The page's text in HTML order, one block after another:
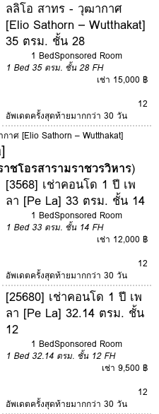
ลลิโอ สาทร - วุฒากาศ
[Elio Sathorn – Wutthakat]
35 ตรม. ชั้น 28
1 BedSponsored Room
1 Bed 35 ตรม. ชั้น 28 FH
เช่า 15,000 ฿
12
อัพเดตครั้งสุดท้ายมากกว่า 30 วัน
าศ [Elio Sathorn – Wutthakat]
ชโอรสารามราชวรวิหาร)
[3568] เช่าคอนโด 1 ปี เพ
ลา [Pe La] 33 ตรม. ชั้น 14
1 BedSponsored Room
1 Bed 33 ตรม. ชั้น 14 FH
เช่า 12,000 ฿
12
อัพเดตครั้งสุดท้ายมากกว่า 30 วัน
[25680] เช่าคอนโด 1 ปี เพ
ลา [Pe La] 32.14 ตรม. ชั้น
12
1 BedSponsored Room
1 Bed 32.14 ตรม. ชั้น 12 FH
เช่า 9,500 ฿
12
อัพเดตครั้งสุดท้ายมากกว่า 30 วัน